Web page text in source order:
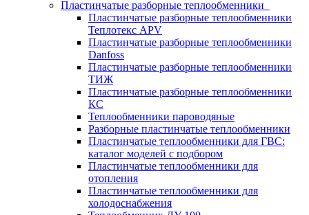
Пластинчатые разборные теплообменники
Пластинчатые разборные теплообменники
Теплотекс APV
Пластинчатые разборные теплообменники
Danfoss
Пластинчатые разборные теплообменники
ТИЖ
Пластинчатые разборные теплообменники
КC
Теплообменники пароводяные
Разборные пластинчатые теплообменники
Пластинчатые теплообменники для ГВС:
каталог моделей с подбором
Пластинчатые теплообменники для
отопления
Пластинчатые теплообменники для
холодоснабжения